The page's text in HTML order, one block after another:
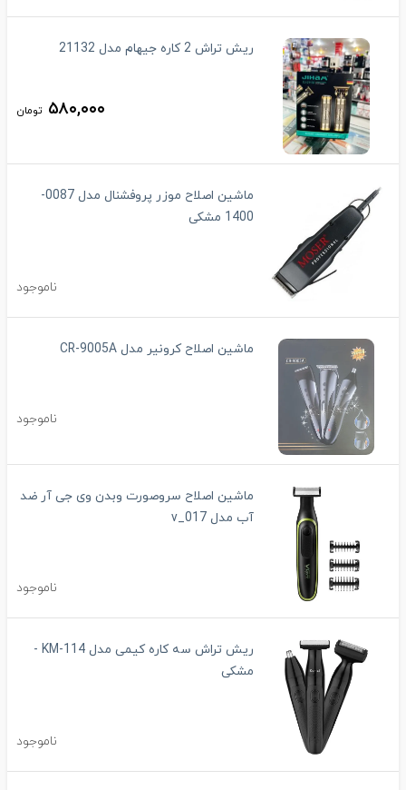
ریش تراش 2 کاره جیهام مدل 21132
۵۸۰,۰۰۰ تومان
ماشین اصلاح موزر پروفشنال مدل 0087-
1400 مشکی
ناموجود
ماشین اصلاح کرونیر مدل CR-9005A
ناموجود
ماشین اصلاح سروصورت وبدن وی جی آر ضد
آب مدل v_017
ناموجود
ریش تراش سه کاره کیمی مدل KM-114 -
مشکی
ناموجود